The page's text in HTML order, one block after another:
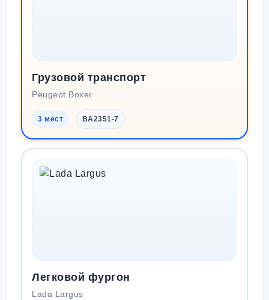
Грузовой транспорт
Peugeot Boxer
3 мест BA2351-7
Легковой фургон
Lada Largus